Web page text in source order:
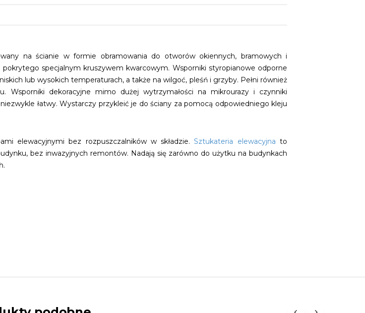
na ścianie w formie obramowania do otworów okiennych, bramowych i
specjalnym kruszywem kwarcowym. Wsporniki styropianowe odporne
lub wysokich temperaturach, a także na wilgoć, pleśń i grzyby. Pełni również
Wsporniki dekoracyjne mimo dużej wytrzymałości na mikrourazy i czynniki
łatwy. Wystarczy przykleić je do ściany za pomocą odpowiedniego kleju
elewacyjnymi bez rozpuszczalników w składzie.Sztukateria elewacyjna to
bez inwazyjnych remontów. Nadają się zarówno do użytku na budynkach